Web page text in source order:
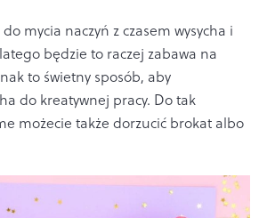
mycia naczyń z czasem wysycha i
będzie to raczej zabawa na
to świetny sposób, aby
do kreatywnej pracy. Do tak
możecie także dorzucić brokat albo